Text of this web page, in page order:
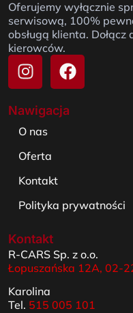
Oferujemy wyłącznie
serwisową, 100%
obsługą klienta.
kierowców.
Nawigacja
O nas
Oferta
Kontakt
Polityka prywatności
Kontakt
R-CARS Sp. z o.o.
Łopuszańska 12A, 02-
Karolina
Tel. 515 005 101